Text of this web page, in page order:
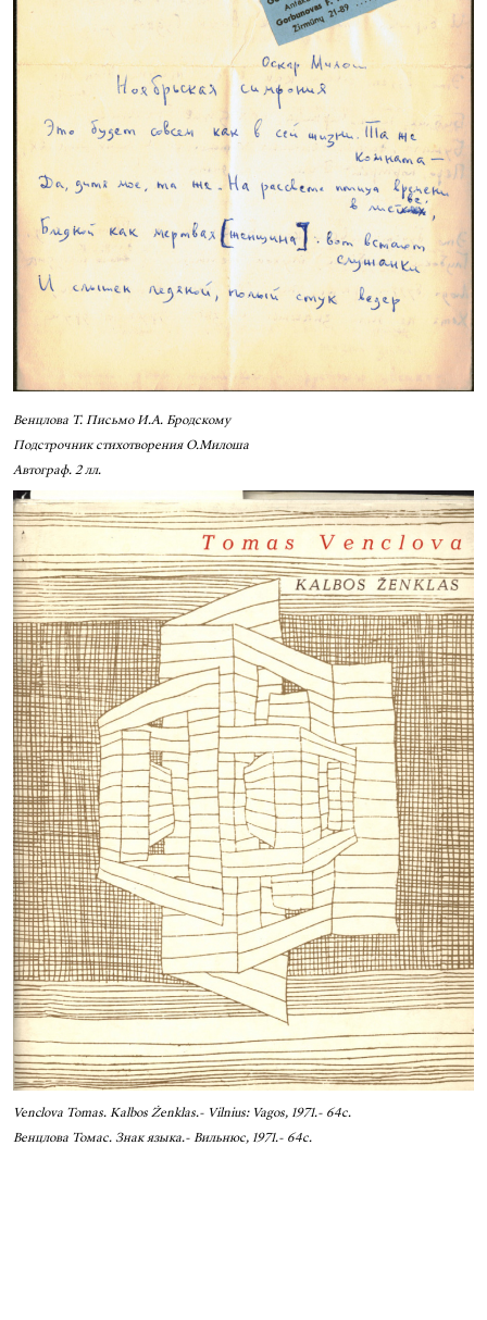
Венцлова Т. Письмо И.А. Бродскому
Подстрочник стихотворения О.Милоша
Автограф. 2 лл.
Venclova Tomas. Kalbos Żenklas.- Vilnius: Vagos, 1971.- 64с.
Венцлова Томас. Знак языка.- Вильнюс, 1971.- 64с.